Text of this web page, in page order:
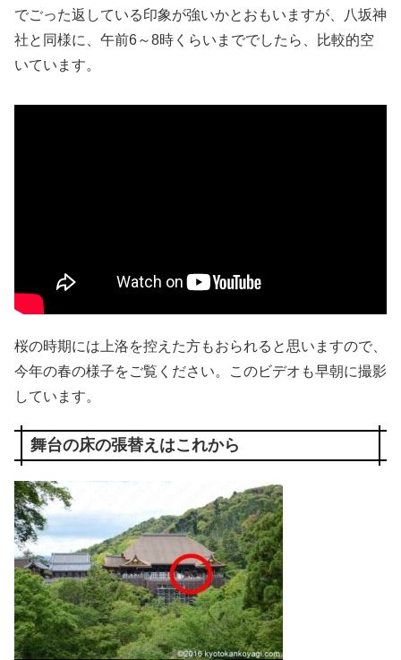
でごった返している印象が強いかとおもいますが、八坂神
社と同様に、午前6～8時くらいまででしたら、比較的空
いています。
桜の時期には上洛を控えた方もおられると思いますので、
今年の春の様子をご覧ください。このビデオも早朝に撮影
しています。
舞台の床の張替えはこれから